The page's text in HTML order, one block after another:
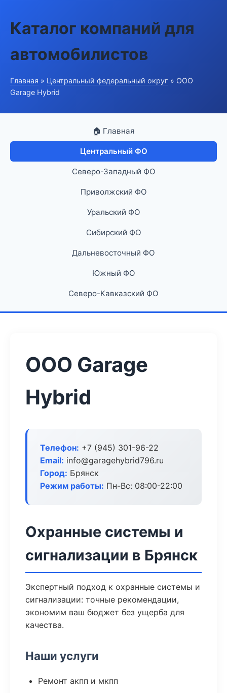
Каталог компаний для
автомобилистов
Главная » Центральный федеральный округ » ООО
Garage Hybrid
🏠 Главная
Центральный ФО
Северо-Западный ФО
Приволжский ФО
Уральский ФО
Сибирский ФО
Дальневосточный ФО
Южный ФО
Северо-Кавказский ФО
ООО Garage
Hybrid
Телефон: +7 (945) 301-96-22
Email: info@garagehybrid796.ru
Город: Брянск
Режим работы: Пн-Вс: 08:00-22:00
Охранные системы и
сигнализации в Брянск
Экспертный подход к охранные системы и
сигнализации: точные рекомендации,
экономим ваш бюджет без ущерба для
качества.
Наши услуги
Ремонт акпп и мкпп